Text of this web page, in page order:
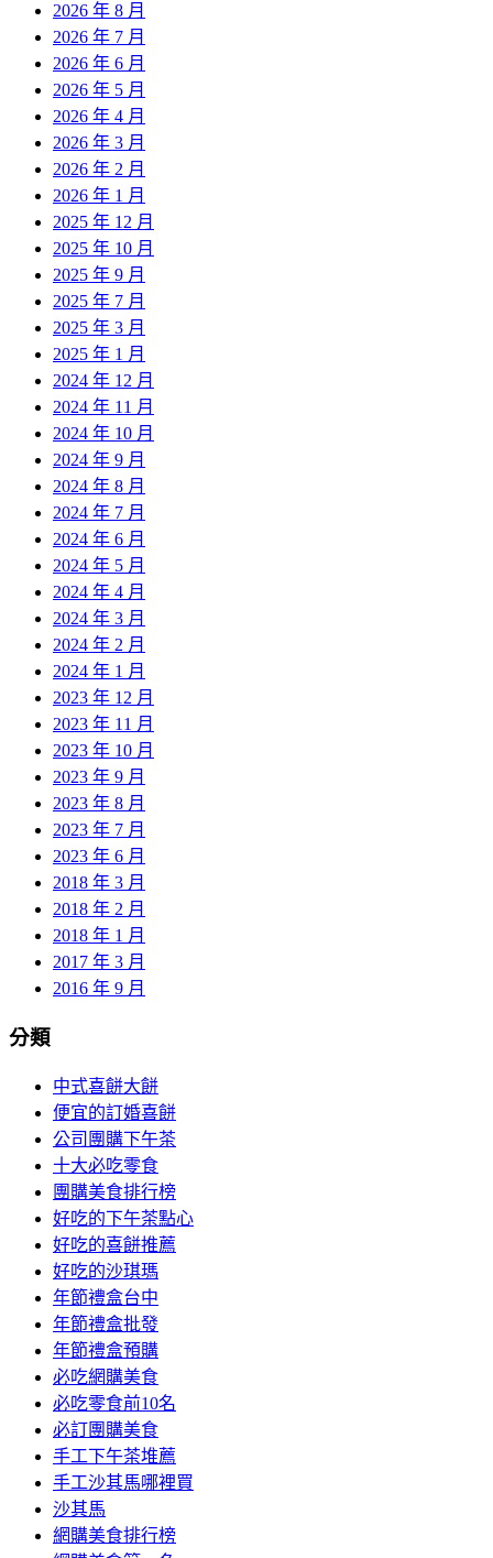
2026 年 8 月
2026 年 7 月
2026 年 6 月
2026 年 5 月
2026 年 4 月
2026 年 3 月
2026 年 2 月
2026 年 1 月
2025 年 12 月
2025 年 10 月
2025 年 9 月
2025 年 7 月
2025 年 3 月
2025 年 1 月
2024 年 12 月
2024 年 11 月
2024 年 10 月
2024 年 9 月
2024 年 8 月
2024 年 7 月
2024 年 6 月
2024 年 5 月
2024 年 4 月
2024 年 3 月
2024 年 2 月
2024 年 1 月
2023 年 12 月
2023 年 11 月
2023 年 10 月
2023 年 9 月
2023 年 8 月
2023 年 7 月
2023 年 6 月
2018 年 3 月
2018 年 2 月
2018 年 1 月
2017 年 3 月
2016 年 9 月
分類
中式喜餅大餅
便宜的訂婚喜餅
公司團購下午茶
十大必吃零食
團購美食排行榜
好吃的下午茶點心
好吃的喜餅推薦
好吃的沙琪瑪
年節禮盒台中
年節禮盒批發
年節禮盒預購
必吃網購美食
必吃零食前10名
必訂團購美食
手工下午茶堆薦
手工沙其馬哪裡買
沙其馬
網購美食排行榜